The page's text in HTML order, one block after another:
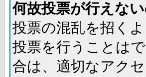
何故投票が行えな
投票の混乱を招く
投票を行うことは
合は、適切なアク